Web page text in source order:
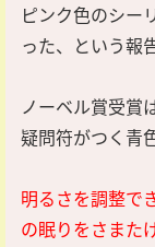
ピンク色のシー
った、という報
ノーベル賞受賞
疑問符がつく青
明るさを調整で
の眠りをさまた